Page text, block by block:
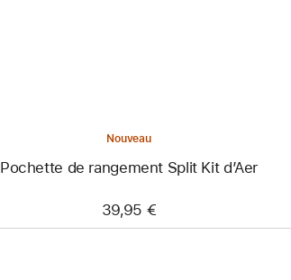
Nouveau
Pochette de rangement Split Kit d’Aer
39,95 €